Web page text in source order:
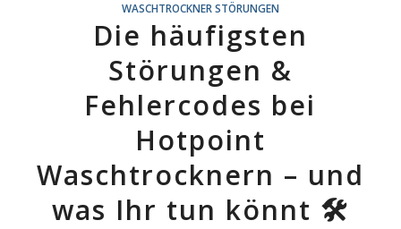
WASCHTROCKNER STÖRUNGEN
Die häufigsten
Störungen &
Fehlercodes bei
Hotpoint
Waschtrocknern – und
was Ihr tun könnt 🛠️